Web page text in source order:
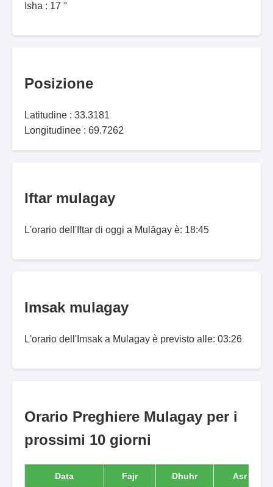
Isha : 17 °
Posizione
Latitudine : 33.3181
Longitudinee : 69.7262
Iftar mulagay
L'orario dell'Iftar di oggi a Mulāgay è: 18:45
Imsak mulagay
L'orario dell'Imsak a Mulagay è previsto alle: 03:26
Orario Preghiere Mulagay per i
prossimi 10 giorni
Data Fajr Dhuhr Asr